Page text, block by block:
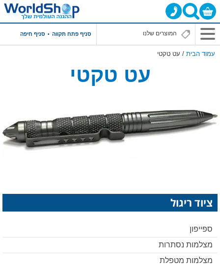
סניף פתח תקווה סניף חיפה
עמוד הבית / עט טקטי
עט טקטי
ציוד ריגול
ספייפון
מצלמות נסתרות
מצלמות מטפלת